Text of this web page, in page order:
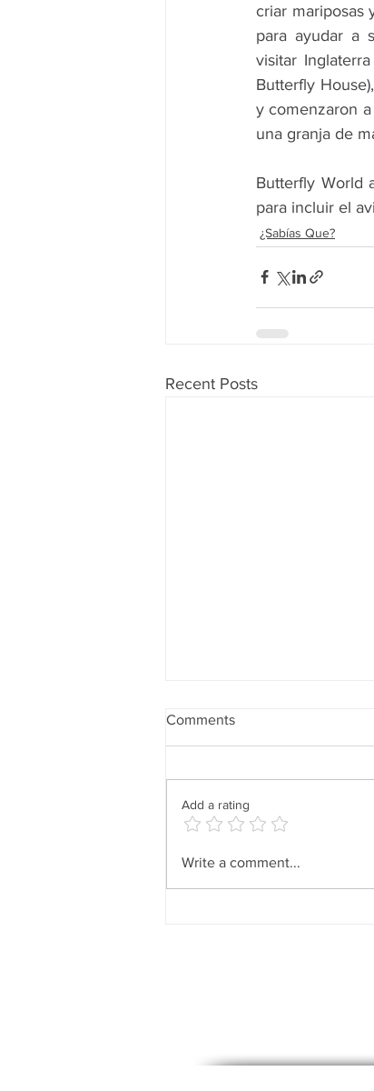
criar mariposas
para ayudar a
visitar
Butterfly
y comenzaron
una granja de
Butterfly World
para incluir el
¿Sabías Que?
Recent Posts
Revisa con maximo detalle
Check in maximum detail
Comments
Add a rating
Write a comment...